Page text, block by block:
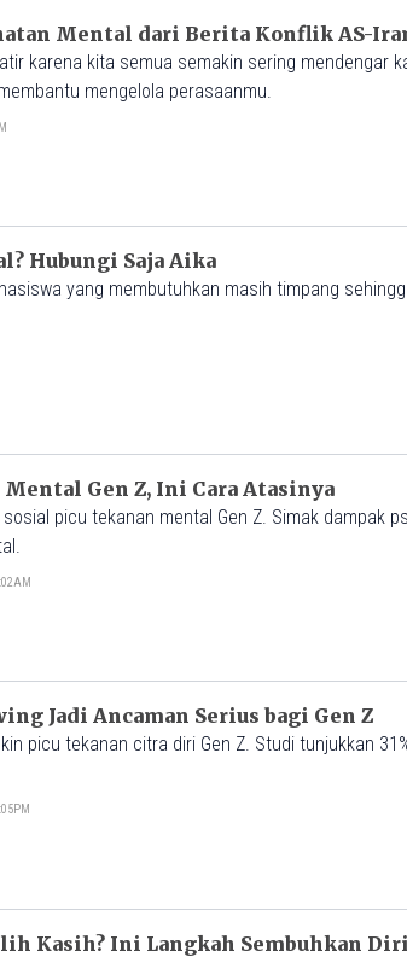
Mental dari Berita Konflik AS-
karena kita semua semakin sering mendengar
mengelola perasaanmu.
Hubungi Saja Aika
yang membutuhkan masih timpang
Gen Z, Ini Cara Atasinya
picu tekanan mental Gen Z. Simak dampak
Jadi Ancaman Serius bagi Gen Z
picu tekanan citra diri Gen Z. Studi tunjukkan
Kasih? Ini Langkah Sembuhkan Diri